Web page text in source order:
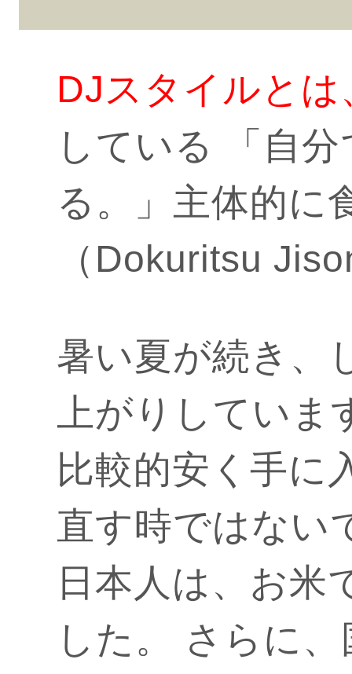
DJスタイルとは
している 「自
る。」主体的に
（Dokuritsu
暑い夏が続き、
上がりしてい
比較的安く手に
直す時ではない
日本人は、お米
した。 さらに